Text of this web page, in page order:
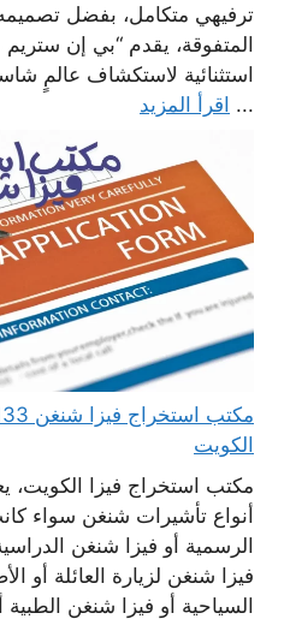
ترفيهي متكامل، بفضل تصميمه
المتفوقة، يقدم “بي إن
استثنائية لاستكشاف عالمٍ
... اقرأ المزيد
الكويت
مكتب استخراج فيزا الكويت،
أنواع تأشيرات شنغن سواء
الرسمية أو فيزا شنغن
فيزا شنغن لزيارة العائلة أو
السياحية أو فيزا شنغن الطبية